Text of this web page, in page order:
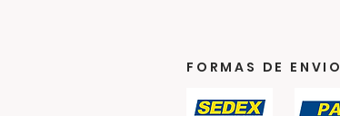
FORMAS DE ENVIO